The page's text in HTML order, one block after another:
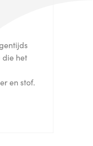
die het
en stof.